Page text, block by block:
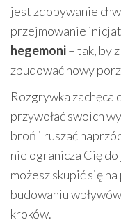
jest zdobywanie
przejmowanie
hegemoni– tak, by
zbudować nowy
Rozgrywka zachęca
przywołać swoich
broń i ruszać
nie ogranicza Cię
możesz skupić się
budowaniu
kroków.